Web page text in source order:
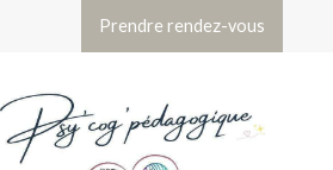
Prendre rendez-vous